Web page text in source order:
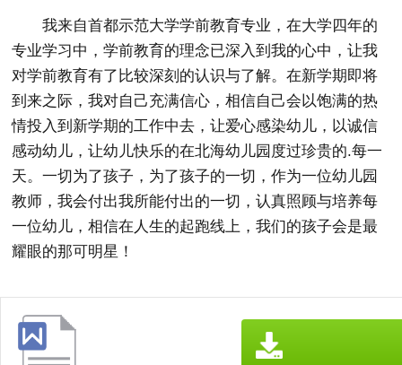
我来自首都示范大学学前教育专业，在大学四年的
专业学习中，学前教育的理念已深入到我的心中，让我
对学前教育有了比较深刻的认识与了解。在新学期即将
到来之际，我对自己充满信心，相信自己会以饱满的热
情投入到新学期的工作中去，让爱心感染幼儿，以诚信
感动幼儿，让幼儿快乐的在北海幼儿园度过珍贵的.每一
天。一切为了孩子，为了孩子的一切，作为一位幼儿园
教师，我会付出我所能付出的一切，认真照顾与培养每
一位幼儿，相信在人生的起跑线上，我们的孩子会是最
耀眼的那可明星！